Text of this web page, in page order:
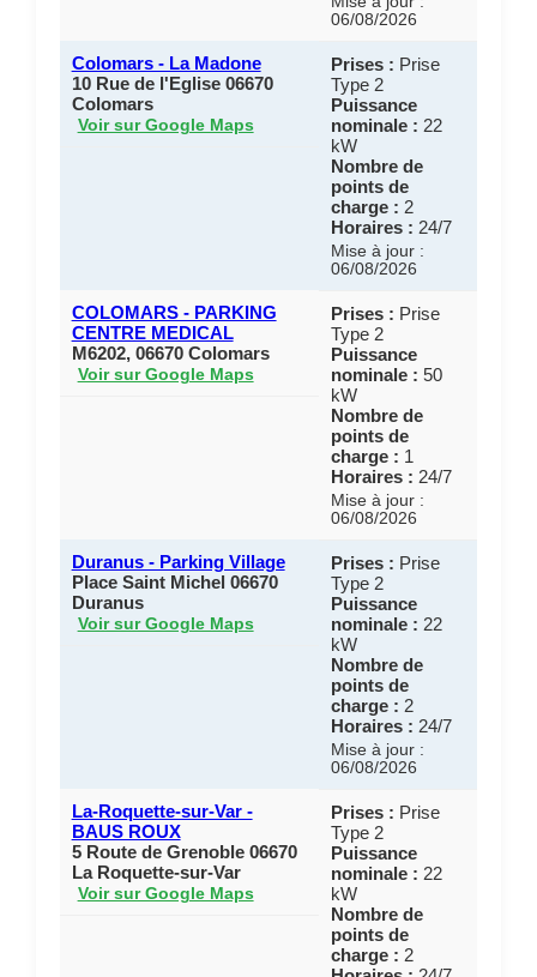
06/08/2026
Colomars - La Madone
10 Rue de l'Eglise 06670
Colomars
Voir sur Google Maps
Prises : Prise
Type 2
Puissance
nominale : 22
kW
Nombre de
points de
charge : 2
Horaires : 24/7
Mise à jour :
06/08/2026
COLOMARS - PARKING
CENTRE MEDICAL
M6202, 06670 Colomars
Voir sur Google Maps
Prises : Prise
Type 2
Puissance
nominale : 50
kW
Nombre de
points de
charge : 1
Horaires : 24/7
Mise à jour :
06/08/2026
Duranus - Parking Village
Place Saint Michel 06670
Duranus
Voir sur Google Maps
Prises : Prise
Type 2
Puissance
nominale : 22
kW
Nombre de
points de
charge : 2
Horaires : 24/7
Mise à jour :
06/08/2026
La-Roquette-sur-Var -
BAUS ROUX
5 Route de Grenoble 06670
La Roquette-sur-Var
Voir sur Google Maps
Prises : Prise
Type 2
Puissance
nominale : 22
kW
Nombre de
points de
charge : 2